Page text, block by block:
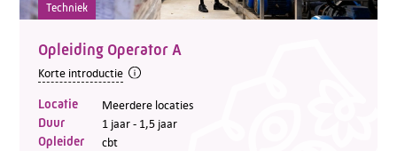
Techniek
Opleiding Operator A
Korte introductie
Locatie Meerdere locaties
Duur 1 jaar - 1,5 jaar
Opleider cbt